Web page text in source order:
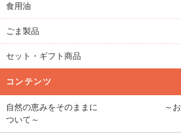
食用油
ごま製品
セット・ギフト商品
コンテンツ
自然の恵みをそのままに ～お届け
ついて～